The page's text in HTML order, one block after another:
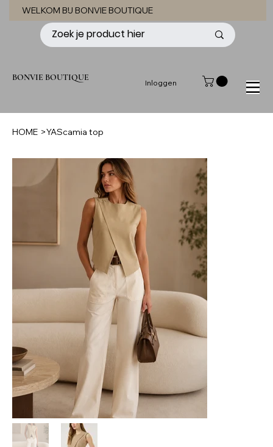
WELKOM BIJ BONVIE BOUTIQUE
BONVIE BOUTIQUE
Inloggen
HOME >YAScamia top